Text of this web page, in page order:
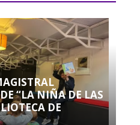
“LA NIÑA DE LAS
DE